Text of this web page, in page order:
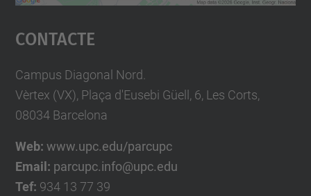
Accepta
powered by
Contacte
Campus Diagonal Nord.
Vèrtex (VX), Plaça d'Eusebi Güell, 6, Les Corts,
08034 Barcelona
Web: www.upc.edu/parcupc
Email: parcupc.info@upc.edu
Tef: 934 13 77 39